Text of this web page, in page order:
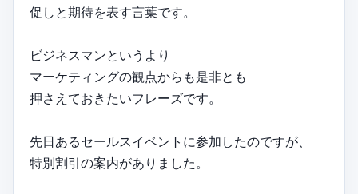
促しと期待を表す言葉です。
ビジネスマンというより
マーケティングの観点からも是非とも
押さえておきたいフレーズです。
先日あるセールスイベントに参加したのですが、
特別割引の案内がありました。